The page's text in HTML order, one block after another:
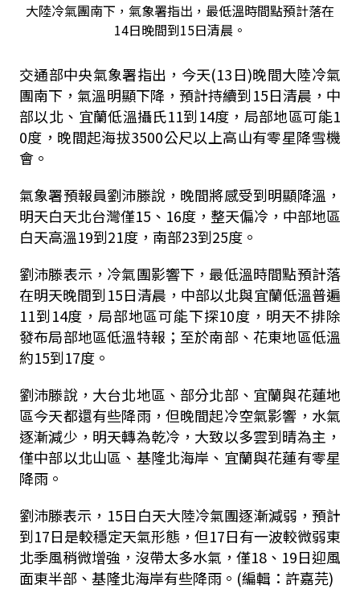
大陸冷氣團南下，氣象署指出，最低溫時間點預計落在
14日晚間到15日清晨。
交通部中央氣象署指出，今天(13日)晚間大陸冷氣
團南下，氣溫明顯下降，預計持續到15日清晨，中
部以北、宜蘭低溫攝氏11到14度，局部地區可能1
0度，晚間起海拔3500公尺以上高山有零星降雪機
會。
氣象署預報員劉沛滕說，晚間將感受到明顯降溫，
明天白天北台灣僅15、16度，整天偏冷，中部地區
白天高溫19到21度，南部23到25度。
劉沛滕表示，冷氣團影響下，最低溫時間點預計落
在明天晚間到15日清晨，中部以北與宜蘭低溫普遍
11到14度，局部地區可能下探10度，明天不排除
發布局部地區低溫特報；至於南部、花東地區低溫
約15到17度。
劉沛滕說，大台北地區、部分北部、宜蘭與花蓮地
區今天都還有些降雨，但晚間起冷空氣影響，水氣
逐漸減少，明天轉為乾冷，大致以多雲到晴為主，
僅中部以北山區、基隆北海岸、宜蘭與花蓮有零星
降雨。
劉沛滕表示，15日白天大陸冷氣團逐漸減弱，預計
到17日是較穩定天氣形態，但17日有一波較微弱東
北季風稍微增強，沒帶太多水氣，僅18、19日迎風
面東半部、基隆北海岸有些降雨。(編輯：許嘉芫)